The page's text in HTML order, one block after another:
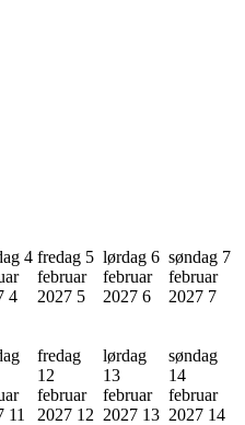
4
4
fredag 5
februar
2027 5
lørdag 6
februar
2027 6
søndag 7
februar
2027 7
11
fredag
12
februar
2027 12
lørdag
13
februar
2027 13
søndag
14
februar
2027 14